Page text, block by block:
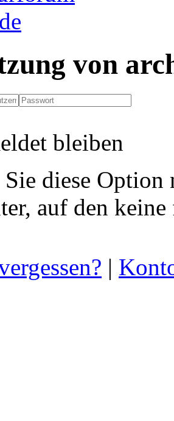
von
bleiben
diese
auf den
|